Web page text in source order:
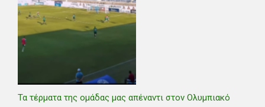
Τα τέρματα της ομάδας μας απέναντι στον Ολυμπιακό